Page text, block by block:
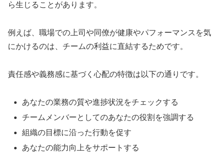
ら生じることがあります。
例えば、職場での上司や同僚が健康やパフォーマンスを気
にかけるのは、チームの利益に直結するためです。
責任感や義務感に基づく心配の特徴は以下の通りです。
あなたの業務の質や進捗状況をチェックする
チームメンバーとしてのあなたの役割を強調する
組織の目標に沿った行動を促す
あなたの能力向上をサポートする